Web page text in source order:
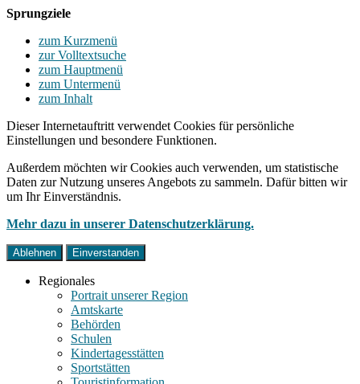
Sprungziele
zum Kurzmenü
zur Volltextsuche
zum Hauptmenü
zum Untermenü
zum Inhalt
Dieser Internetauftritt verwendet Cookies für persönliche
Einstellungen und besondere Funktionen.
Außerdem möchten wir Cookies auch verwenden, um statistische
Daten zur Nutzung unseres Angebots zu sammeln. Dafür bitten wir
um Ihr Einverständnis.
Mehr dazu in unserer Datenschutzerklärung.
Ablehnen Einverstanden
Regionales
Portrait unserer Region
Amtskarte
Behörden
Schulen
Kindertagesstätten
Sportstätten